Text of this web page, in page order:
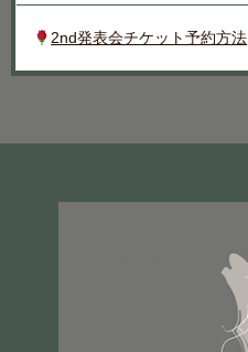
2nd発表会チケット予約方法